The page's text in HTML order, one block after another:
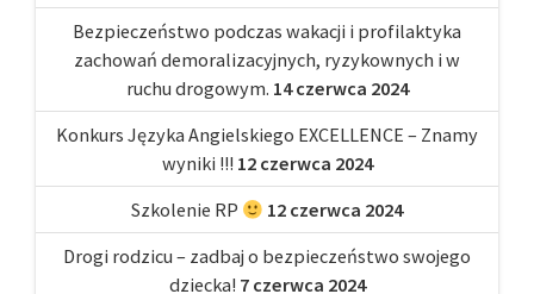
Bezpieczeństwo podczas wakacji i profilaktyka
zachowań demoralizacyjnych, ryzykownych i w
ruchu drogowym. 14 czerwca 2024
Konkurs Języka Angielskiego EXCELLENCE – Znamy
wyniki !!! 12 czerwca 2024
Szkolenie RP
12 czerwca 2024
Drogi rodzicu – zadbaj o bezpieczeństwo swojego
dziecka! 7 czerwca 2024